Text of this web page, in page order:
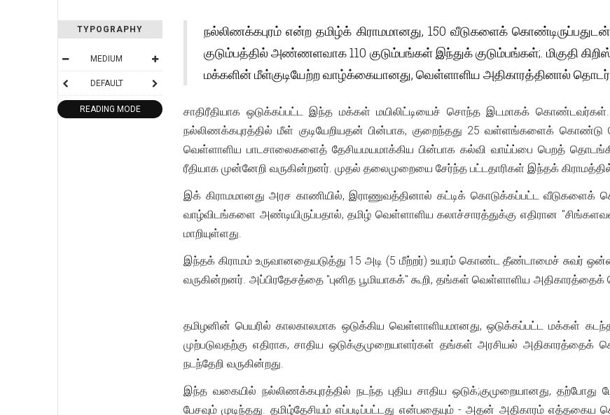
TYPOGRAPHY
MEDIUM
DEFAULT
READING MODE
நல்லிணக்கபுரம் என்ற தமிழ்க் கிராமமானது, 150 வீடுகளைக்
குடும்பத்தில் அண்ணளவாக 110 குடும்பங்கள் இந்துக் குடும்பங்கள்;. மிகுதி
மக்களின் மீள்குடியேற்ற வாழ்க்கையானது, வெள்ளாளிய அதிகாரத்தினால்
சாதிரீதியாக ஒடுக்கப்பட்ட இந்த மக்கள் மயிலிட்டியைச் சொந்த இடமாகக்
நல்லிணக்கபுரத்தில் மீள் குடியேறியதன் பின்பாக, குறைந்தது 25 வள்ளங்களைக்
வெள்ளாளிய பாடசாலைகளைத் தேசியமயமாக்கிய பின்பாக கல்வி வாய்ப்பை பெறத்
ரீதியாக முன்னேறி வருகின்றனர். முதல் தலைமுறையை சேர்ந்த பட்டதாரிகள் இந்தக்
இக் கிராமமானது அரச காணியில், இராணுவத்தினால் கட்டிக் கொடுக்கப்பட்ட வீடுகளைக்
வாழ்விடங்களை அண்டியிருப்பதால், தமிழ் வெள்ளாளிய கலாச்சாரத்துக்கு எதிரான
மாறியுள்ளது.
இந்தக் கிராமம் உருவானதையடுத்து 15 அடி (5 மீற்றர்) உயரம் கொண்ட தீண்டாமைச் சுவர்
வருகின்றனர். அப்பிரதேசத்தை "புனித பூமியாகக்" கூறி, தங்கள் வெள்ளாளிய
தமிழனின் பெயரில் காலகாலமாக ஒடுக்கிய வெள்ளாளியமானது, ஒடுக்கப்பட்ட மக்கள்
முற்படுவதற்கு எதிராக, சாதிய ஒடுக்குமுறையாளர்கள் தங்கள் அரசியல்
நடந்தேறி வருகின்றது.
இந்த வகையில் நல்லிணக்கபுரத்தில் நடந்த புதிய சாதிய ஒடுக்;குமுறையானது, தற்போது
பேசவும் முடிந்தது. தமிழ்தேசியம் எப்படிப்பட்டது என்பதையும் - அதன் அதிகாரம்